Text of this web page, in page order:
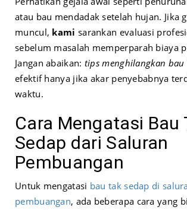
atau bau mendadak setelah hujan. Jika
muncul, kami sarankan evaluasi
sebelum masalah memperparah biaya
Jangan abaikan: tips menghilangkan bau
efektif hanya jika akar penyebabnya
waktu.
Cara Mengatasi Bau
Sedap dari Saluran
Pembuangan
Untuk mengatasi bau tak sedap di
pembuangan, ada beberapa cara yang